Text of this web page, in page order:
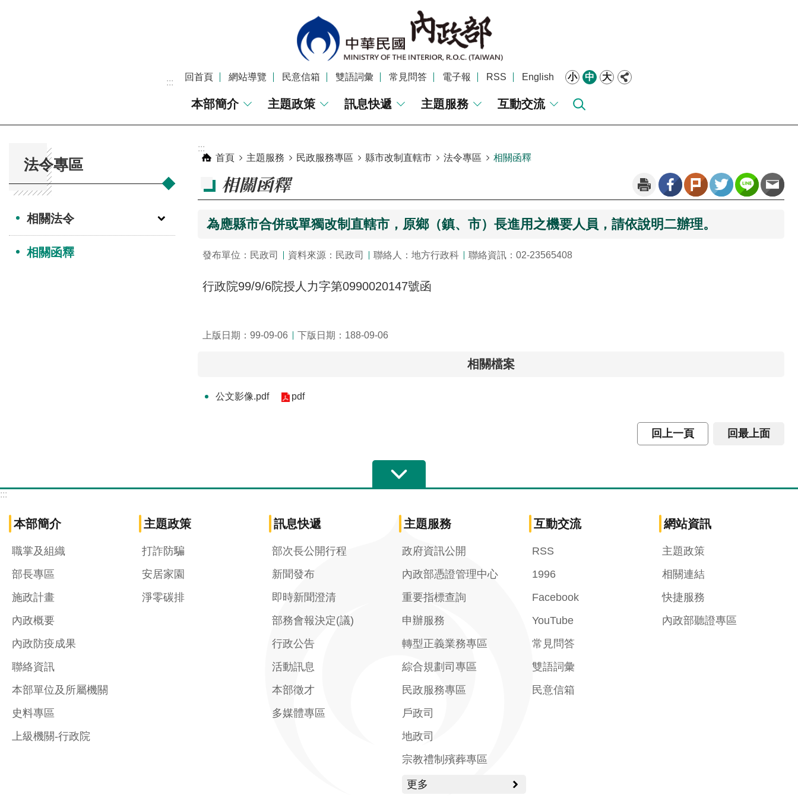
:::
回首頁 網站導覽 民意信箱 雙語詞彙 常見問答 電子報 RSS English 小 中 大
本部簡介 主題政策 訊息快遞 主題服務 互動交流
法令專區
相關法令
相關函釋
:::
首頁
主題服務 民政服務專區 縣市改制直轄市 法令專區 相關函釋
相關函釋
為應縣市合併或單獨改制直轄市，原鄉（鎮、市）長進用之機要人員，請依說明二辦理。
發布單位：民政司 資料來源：民政司 聯絡人：地方行政科 聯絡資訊：02-23565408
行政院99/9/6院授人力字第0990020147號函
上版日期：99-09-06 下版日期：188-09-06
相關檔案
公文影像.pdf pdf
回上一頁 回最上面
:::
本部簡介
職掌及組織
部長專區
施政計畫
內政概要
內政防疫成果
聯絡資訊
本部單位及所屬機關
史料專區
上級機關-行政院
主題政策
打詐防騙
安居家園
淨零碳排
訊息快遞
部次長公開行程
新聞發布
即時新聞澄清
部務會報決定(議)
行政公告
活動訊息
本部徵才
多媒體專區
主題服務
政府資訊公開
內政部憑證管理中心
重要指標查詢
申辦服務
轉型正義業務專區
綜合規劃司專區
民政服務專區
戶政司
地政司
宗教禮制殯葬專區
更多
互動交流
RSS
1996
Facebook
YouTube
常見問答
雙語詞彙
民意信箱
網站資訊
主題政策
相關連結
快捷服務
內政部聽證專區